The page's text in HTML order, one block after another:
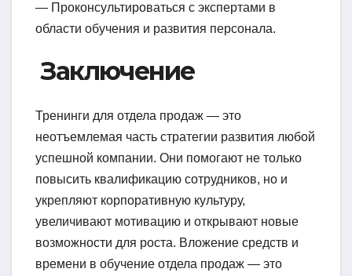
— Проконсультироваться с экспертами в
области обучения и развития персонала.
Заключение
Тренинги для отдела продаж — это
неотъемлемая часть стратегии развития любой
успешной компании. Они помогают не только
повысить квалификацию сотрудников, но и
укрепляют корпоративную культуру,
увеличивают мотивацию и открывают новые
возможности для роста. Вложение средств и
времени в обучение отдела продаж — это